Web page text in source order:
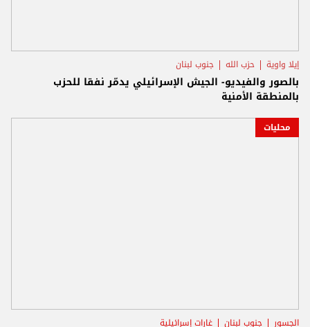
إيلا واوية حزب الله جنوب لبنان
بالصور والفيديو- الجيش الإسرائيلي يدمّر نفقا للحزب
بالمنطقة الأمنية
محليات
الجسور جنوب لبنان غارات إسرائيلية